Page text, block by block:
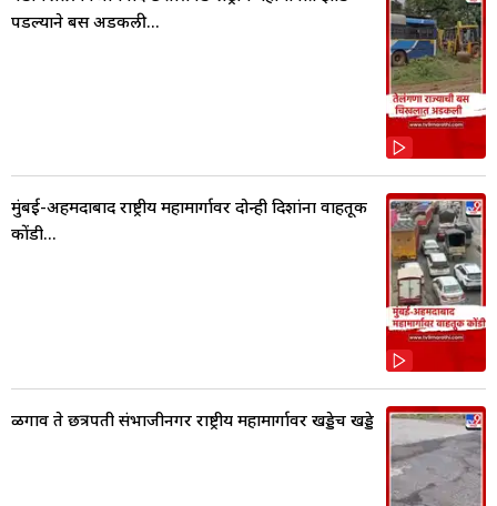
पडल्याने बस अडकली...
मुंबई-अहमदाबाद राष्ट्रीय महामार्गावर दोन्ही दिशांना वाहतूक
कोंडी...
ळगाव ते छत्रपती संभाजीनगर राष्ट्रीय महामार्गावर खड्डेच खड्डे